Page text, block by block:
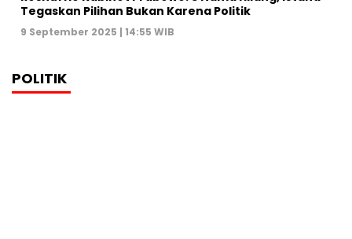
Tegaskan Pilihan Bukan Karena Politik
9 September 2025 | 14:55 WIB
POLITIK